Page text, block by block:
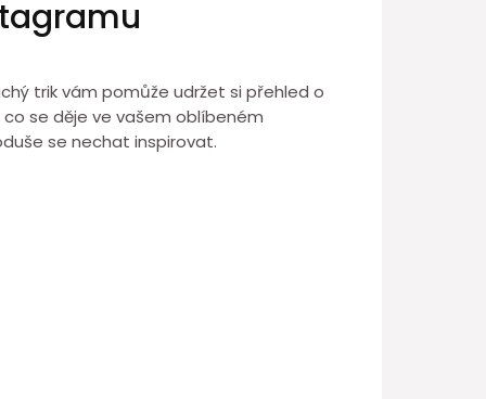
trik vám pomůže udržet si přehled o
se děje ve vašem oblíbeném
se nechat inspirovat.